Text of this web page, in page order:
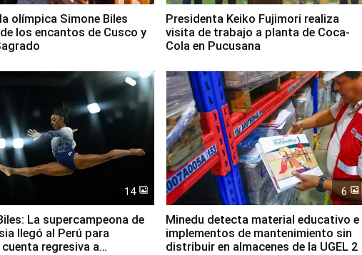
olímpica Simone Biles
los encantos de Cusco y
Presidenta Keiko Fujimori realiza
visita de trabajo a planta de Coca-
Cola en Pucusana
14
La supercampeona de
llegó al Perú para
regresiva a
6
Minedu detecta material educativo e
implementos de mantenimiento sin
distribuir en almacenes de la UGEL 2